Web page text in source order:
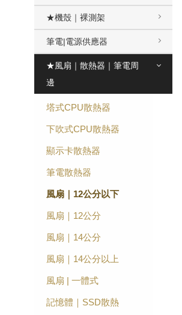
★機殼｜裸測架
筆電|電源供應器
★風扇｜散熱器｜筆電周
邊
塔式CPU散熱器
下吹式CPU散熱器
顯示卡散熱器
筆電散熱器
風扇｜12公分以下
風扇｜12公分
風扇｜14公分
風扇｜14公分以上
風扇 | 一體式
記憶體｜SSD散熱